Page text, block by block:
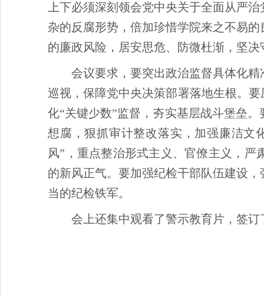
上下必须深刻领会党中央关于全面从严
杂的反腐形势，倍加珍惜学院来之不易
的廉政风险，居安思危、防微杜渐，坚
会议要求，要突出政治监督具体化
巡视，保障党中央决策部署落地生根。
化“关键少数”监督，夯实基层战斗堡垒
想腐，狠抓审计整改落实，加强廉洁文
风”，重点整治形式主义、官僚主义，
的新风正气。要加强纪检干部队伍建设
当的纪检铁军。
会上还集中观看了警示教育片，签